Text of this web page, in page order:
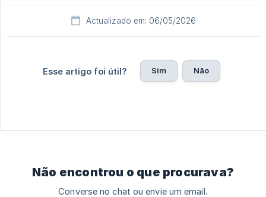
Actualizado em: 06/05/2026
Esse artigo foi útil? Sim Não
Não encontrou o que procurava?
Converse no chat ou envie um email.